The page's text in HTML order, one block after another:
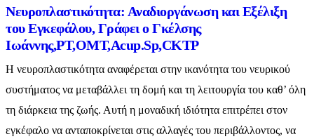
Νευροπλαστικότητα: Αναδιοργάνωση και Εξέλιξη
του Εγκεφάλου, Γράφει ο Γκέλσης
Ιωάννης,PT,OMT,Acup.Sp,CKTP
Η νευροπλαστικότητα αναφέρεται στην ικανότητα του νευρικού
συστήματος να μεταβάλλει τη δομή και τη λειτουργία του καθ’ όλη
τη διάρκεια της ζωής. Αυτή η μοναδική ιδιότητα επιτρέπει στον
εγκέφαλο να ανταποκρίνεται στις αλλαγές του περιβάλλοντος, να